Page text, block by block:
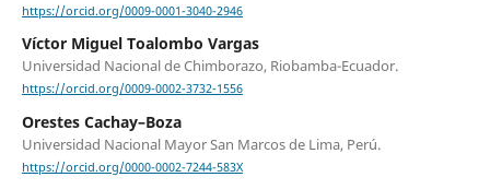
https://orcid.org/0009-0001-3040-2946
Víctor Miguel Toalombo Vargas
Universidad Nacional de Chimborazo, Riobamba-Ecuador.
https://orcid.org/0009-0002-3732-1556
Orestes Cachay–Boza
Universidad Nacional Mayor San Marcos de Lima, Perú.
https://orcid.org/0000-0002-7244-583X